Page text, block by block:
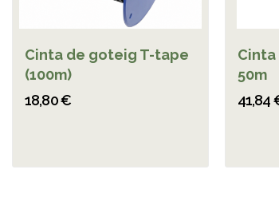
Cinta de goteig T-tape
(100m)
18,80 €
50m
41,84